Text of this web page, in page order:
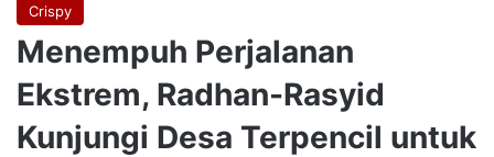
Crispy
Menempuh Perjalanan
Ekstrem, Radhan-Rasyid
Kunjungi Desa Terpencil untuk